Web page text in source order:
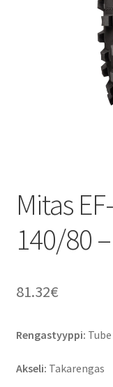
Mitas
140/80
81.32€
Rengastyyppi:
Akseli: Takarengas